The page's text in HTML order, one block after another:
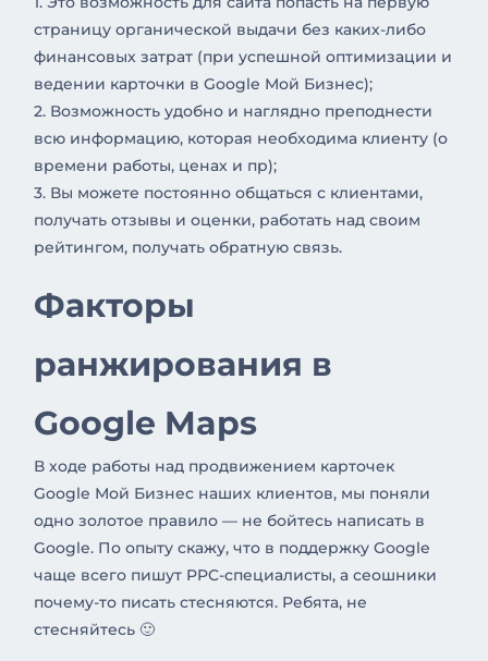
страницу органической выдачи без каких-либо
финансовых затрат (при успешной оптимизации и
ведении карточки в Google Мой Бизнес);
2. Возможность удобно и наглядно преподнести
всю информацию, которая необходима клиенту (о
времени работы, ценах и пр);
3. Вы можете постоянно общаться с клиентами,
получать отзывы и оценки, работать над своим
рейтингом, получать обратную связь.
Факторы
ранжирования в
Google Maps
В ходе работы над продвижением карточек
Google Мой Бизнес наших клиентов, мы поняли
одно золотое правило — не бойтесь написать в
Google. По опыту скажу, что в поддержку Google
чаще всего пишут PPC-специалисты, а сеошники
почему-то писать стесняются. Ребята, не
стесняйтесь 🙂